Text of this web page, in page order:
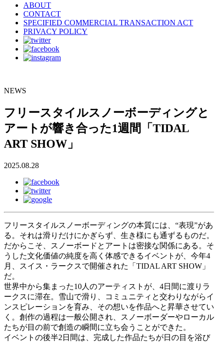
ABOUT
CONTACT
SPECIFIED COMMERCIAL TRANSACTION ACT
PRIVACY POLICY
NEWS
フリースタイルスノーボーディングと
アートが響き合った1週間「TIDAL
ART SHOW」
2025.08.28
フリースタイルスノーボーディングの本質には、“表現”があ
る。それは滑りだけにかぎらず、生き様にも通ずるものだ。
だからこそ、スノーボードとアートは密接な関係にある。そ
うした文化価値の純度を高く体感できるイベントが、今年4
月、スイス・ラークスで開催された「TIDAL ART SHOW」
だ。
世界中から集まった10人のアーティストが、4日間に渡りラ
ークスに滞在。雪山で滑り、コミュニティと交わりながらイ
ンスピレーションを育み、その想いを作品へと昇華させてい
く。創作の過程は一般公開され、スノーボーダーやローカル
たちが目の前で創造の瞬間に立ち会うことができた。
イベントの後半2日間は、完成した作品たちが日の目を浴び